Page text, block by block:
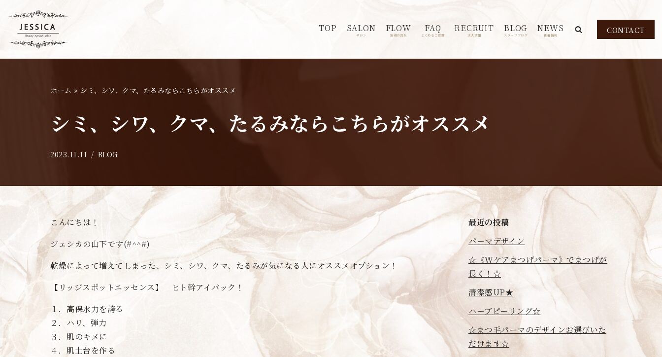
ン
TOP SALON
サロン
FLOW
施術の流れ
FAQ
よくあるご質問
RECRUIT
求人情報
BLOG
スタッフブログ
NEWS
新着情報
CONTACT
ホーム » シミ、シワ、クマ、たるみならこちらがオススメ
シミ、シワ、クマ、たるみならこちらがオススメ
2023.11.11 BLOG
こんにちは！
ジェシカの山下です(#^^#)
乾燥によって増えてしまった、シミ、シワ、クマ、たるみが気になる人にオススメオプション！
【リッジスポットエッセンス】 ヒト幹アイパック！
１．高保水力を誇る
２．ハリ、弾力
３．肌のキメに
４．肌土台を作る
最近の投稿
パーマデザイン
☆《Wケアまつげパーマ》でまつげが
長く！☆
清潔感UP★
ハーブピーリング☆
☆まつ毛パーマのデザインお選びいた
だけます☆